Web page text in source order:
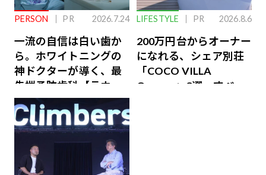
PERSON PR 2026.7.24
一流の自信は白い歯か
ら。ホワイトニングの
神ドクターが導く、最
先端予防歯科【ラウン
ジ会員特典あり】
LIFESTYLE PR 2026.8.6
200万円台からオーナー
になれる、シェア別荘
「COCO VILLA
Owners」3選。すべて